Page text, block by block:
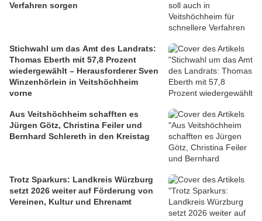
Verfahren sorgen
Stichwahl um das Amt des Landrats:
Thomas Eberth mit 57,8 Prozent
wiedergewählt – Herausforderer Sven
Winzenhörlein in Veitshöchheim
vorne
Aus Veitshöchheim schafften es
Jürgen Götz, Christina Feiler und
Bernhard Schlereth in den Kreistag
Trotz Sparkurs: Landkreis Würzburg
setzt 2026 weiter auf Förderung von
Vereinen, Kultur und Ehrenamt